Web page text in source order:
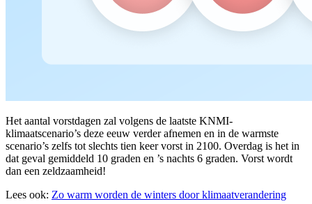
Het aantal vorstdagen zal volgens de laatste KNMI-
klimaatscenario’s deze eeuw verder afnemen en in de warmste
scenario’s zelfs tot slechts tien keer vorst in 2100. Overdag is het in
dat geval gemiddeld 10 graden en ’s nachts 6 graden. Vorst wordt
dan een zeldzaamheid!
Lees ook: Zo warm worden de winters door klimaatverandering